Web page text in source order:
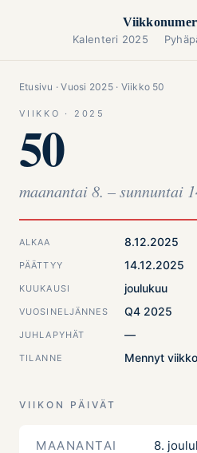
Kalenteri 2025
Etusivu ·Vuosi 2025· Viikko 50
VIIKKO · 2025
50
maanantai 8. – sunnuntai
ALKAA 8.12.2025
PÄÄTTYY 14.12.2025
KUUKAUSI joulukuu
VUOSINELJÄNNES Q4 2025
JUHLAPYHÄT —
TILANNE Mennyt viikko
VIIKON PÄIVÄT
MAANANTAI 8.